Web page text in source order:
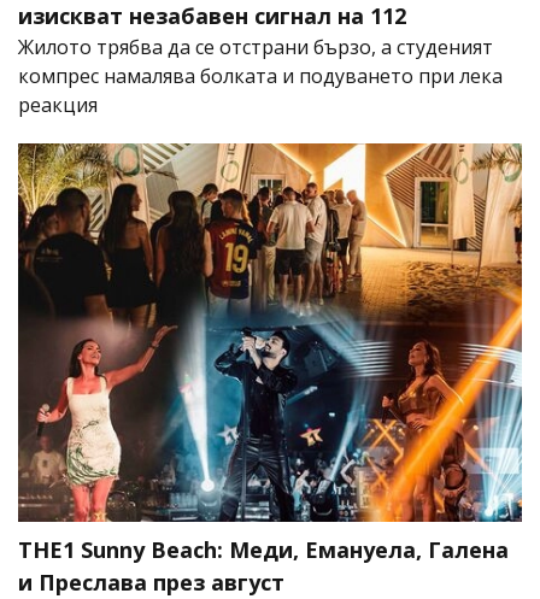
изискват незабавен сигнал на 112
Жилото трябва да се отстрани бързо, а студеният
компрес намалява болката и подуването при лека
реакция
THE1 Sunny Beach: Меди, Емануела, Галена
и Преслава през август